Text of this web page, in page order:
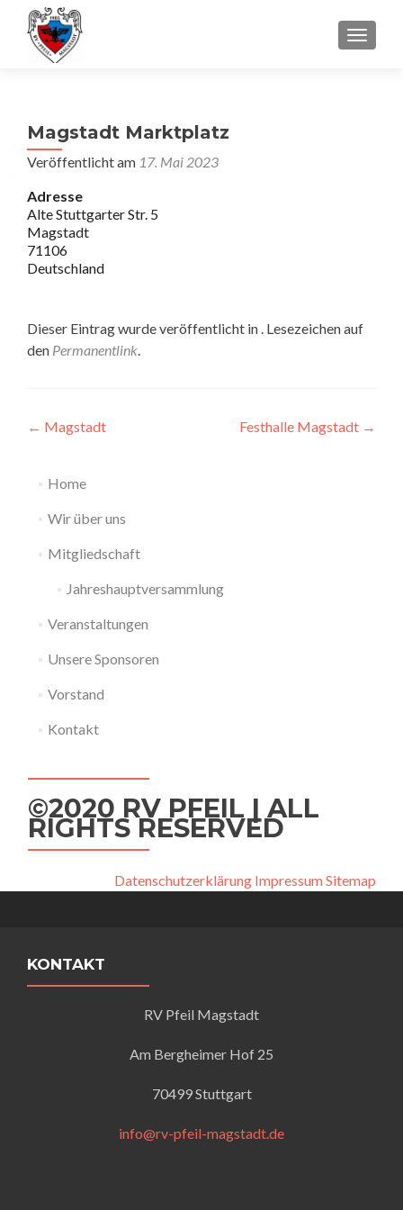
Magstadt Marktplatz
Veröffentlicht am 17. Mai 2023
Adresse
Alte Stuttgarter Str. 5
Magstadt
71106
Deutschland
Dieser Eintrag wurde veröffentlicht in . Lesezeichen auf
den Permanentlink.
Beitragsnavigation
← Magstadt Festhalle Magstadt →
Home
Wir über uns
Mitgliedschaft
Jahreshauptversammlung
Veranstaltungen
Unsere Sponsoren
Vorstand
Kontakt
©2020 RV PFEIL | ALL
RIGHTS RESERVED
Datenschutzerklärung ImpressumSitemap
KONTAKT
RV Pfeil Magstadt
Am Bergheimer Hof 25
70499 Stuttgart
info@rv-pfeil-magstadt.de